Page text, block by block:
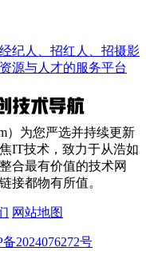
纪人、招红人、招摄影
源与人才的服务平台
）为您严选并持续更新
IT技术，致力于从浩如
合最有价值的技术网
接都物有所值。
网站地图
备2024076272号